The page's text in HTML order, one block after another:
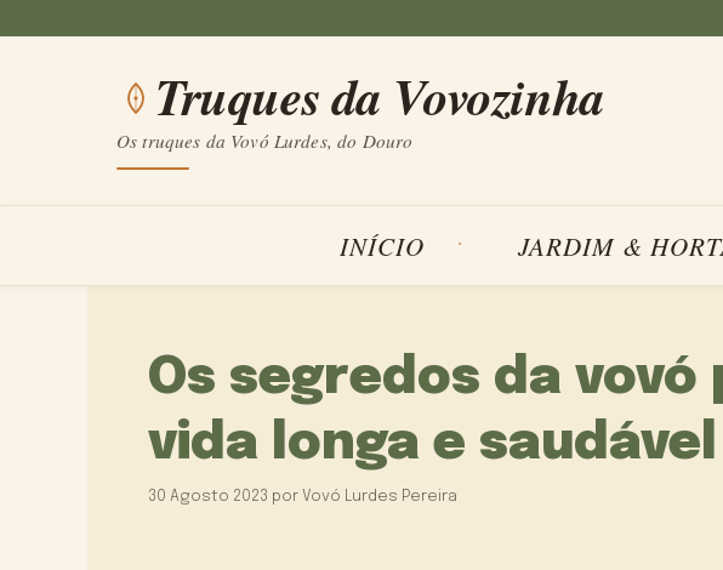
conteúdo
Truques da Vovozinha
Os truques da Vovó Lurdes, do Douro
INÍCIO JARDIM &
Os segredos da vovó
vida longa e saudável
30 Agosto 2023 por Vovó Lurdes Pereira